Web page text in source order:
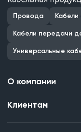
Провода Кабели
Кабели передачи
Универсальные
О компании
Контакты
Клиентам